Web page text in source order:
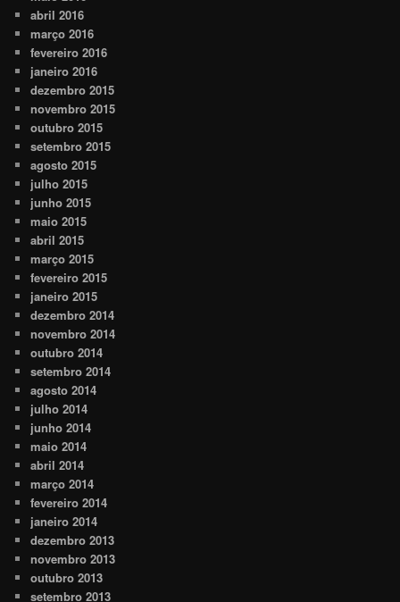
abril 2016
março 2016
fevereiro 2016
janeiro 2016
dezembro 2015
novembro 2015
outubro 2015
setembro 2015
agosto 2015
julho 2015
junho 2015
maio 2015
abril 2015
março 2015
fevereiro 2015
janeiro 2015
dezembro 2014
novembro 2014
outubro 2014
setembro 2014
agosto 2014
julho 2014
junho 2014
maio 2014
abril 2014
março 2014
fevereiro 2014
janeiro 2014
dezembro 2013
novembro 2013
outubro 2013
setembro 2013